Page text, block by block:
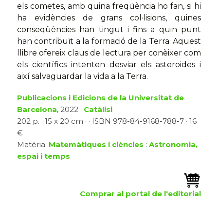
els cometes, amb quina freqüència ho fan, si hi
ha evidències de grans col·lisions, quines
conseqüències han tingut i fins a quin punt
han contribuït a la formació de la Terra. Aquest
llibre ofereix claus de lectura per conèixer com
els científics intenten desviar els asteroides i
així salvaguardar la vida a la Terra.
Publicacions i Edicions de la Universitat de
Barcelona, 2022 · Catàlisi
202 p. · 15 x 20 cm · · ISBN 978-84-9168-788-7 · 16
€
Matèria: Matemàtiques i ciències : Astronomia,
espai i temps
Comprar al portal de l'editorial